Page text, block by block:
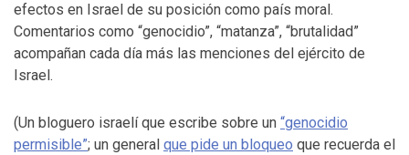
efectos en Israel de su posición como país moral.
Comentarios como “genocidio”, “matanza”, “brutalidad”
acompañan cada día más las menciones del ejército de
Israel.
(Un bloguero israelí que escribe sobre un “genocidio
permisible”; un general que pide un bloqueo que recuerda el